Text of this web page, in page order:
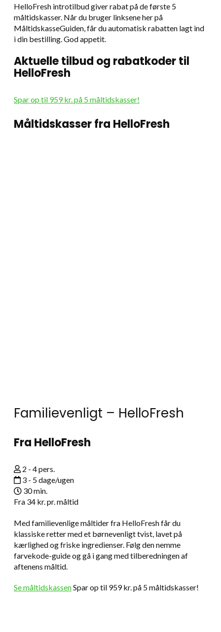
HelloFresh introtilbud giver rabat på de første 5
måltidskasser. Når du bruger linksene her på
MåltidskasseGuiden, får du automatisk rabatten lagt ind
i din bestilling. God appetit.
Aktuelle tilbud og rabatkoder til
HelloFresh
Spar op til 959 kr. på 5 måltidskasser!
Måltidskasser fra HelloFresh
Familievenligt – HelloFresh
Fra HelloFresh
2 - 4 pers.
3 - 5 dage/ugen
30 min.
Fra 34 kr. pr. måltid
Med familievenlige måltider fra HelloFresh får du
klassiske retter med et børnevenligt tvist, lavet på
kærlighed og friske ingredienser. Følg den nemme
farvekode-guide og gå i gang med tilberedningen af
aftenens måltid.
Se måltidskassenSpar op til 959 kr. på 5 måltidskasser!